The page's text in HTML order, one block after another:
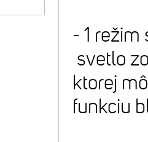
- 1
svetlo
ktorej
funkciu